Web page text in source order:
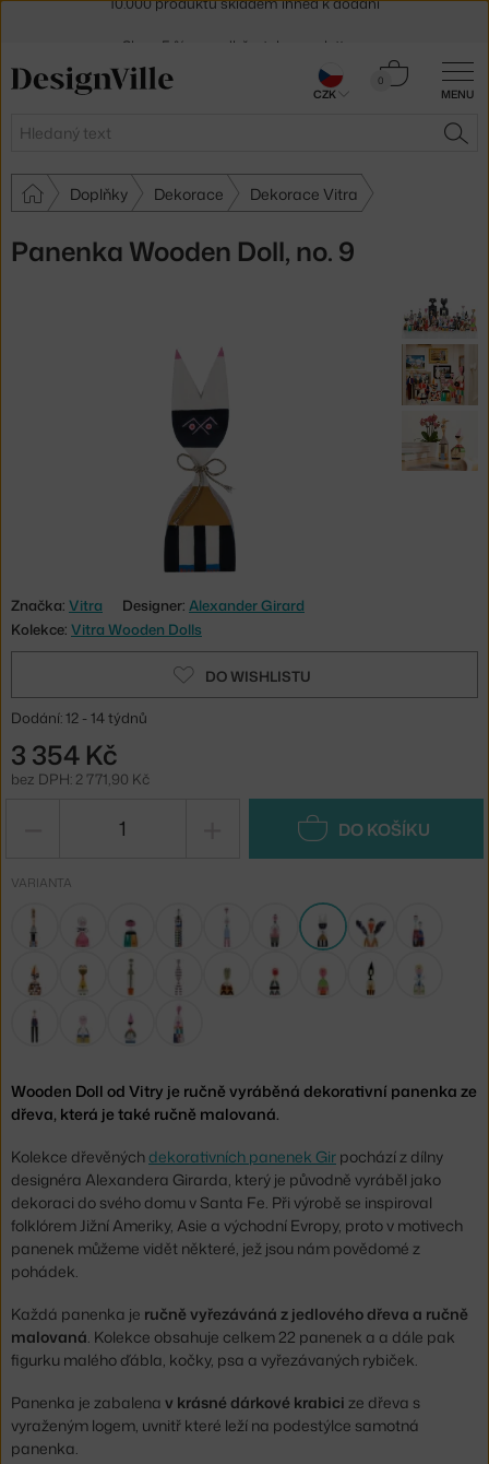
MENU
Hledat
0
Košík
Doplňky Dekorace Dekorace Vitra
Panenka Wooden Doll, no. 9
Značka: Vitra Designer: Alexander Girard
Kolekce: Vitra Wooden Dolls
DO WISHLISTU
Dodání: 12 - 14 týdnů
3 354 Kč
bez DPH: 2 771,90 Kč
DO KOŠÍKU
VARIANTA
Wooden Doll od Vitry je ručně vyráběná dekorativní panenka ze
dřeva, která je také ručně malovaná.
Kolekce dřevěných dekorativních panenek Gir pochází z dílny
designéra Alexandera Girarda, který je původně vyráběl jako
dekoraci do svého domu v Santa Fe. Při výrobě se inspiroval
folklórem Jižní Ameriky, Asie a východní Evropy, proto v motivech
panenek můžeme vidět některé, jež jsou nám povědomé z
pohádek.
Každá panenka je ručně vyřezáváná z jedlového dřeva a ručně
malovaná. Kolekce obsahuje celkem 22 panenek a a dále pak
figurku malého ďábla, kočky, psa a vyřezávaných rybiček.
Panenka je zabalena v krásné dárkové krabici ze dřeva s
vyraženým logem, uvnitř které leží na podestýlce samotná
panenka.
30 dní na vrácení zboží
CZK